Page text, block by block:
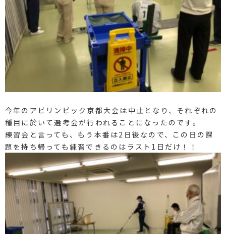
今年のアビリンピック京都大会は中止となり、それぞれの
種目に於いて選考会が行われることになったのです。
練習会と言っても、もう本番は2日後なので、この日の課
題を持ち帰っても練習できるのはラスト1日だけ！！